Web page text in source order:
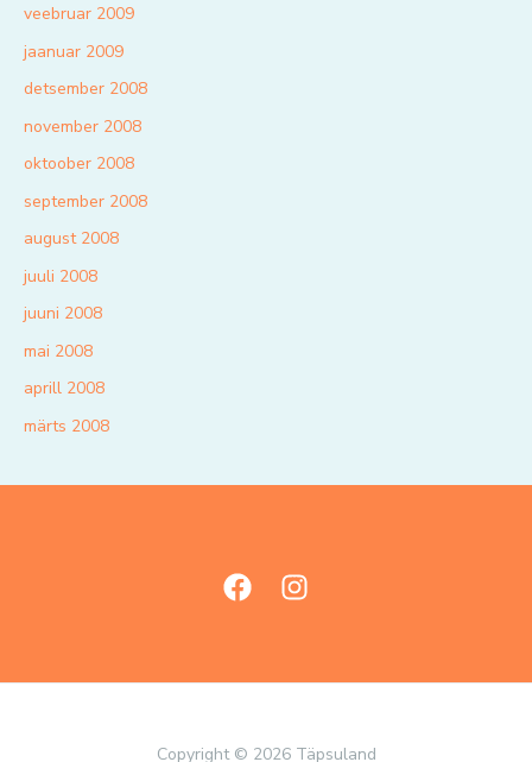
veebruar 2009
jaanuar 2009
detsember 2008
november 2008
oktoober 2008
september 2008
august 2008
juuli 2008
juuni 2008
mai 2008
aprill 2008
märts 2008
Copyright © 2026 Täpsuland